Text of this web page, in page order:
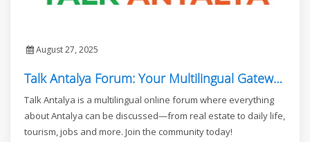
August 27, 2025
Talk Antalya Forum: Your Multilingual Gateway to Antalya
Talk Antalya is a multilingual online forum where everything
about Antalya can be discussed—from real estate to daily life,
tourism, jobs and more. Join the community today!